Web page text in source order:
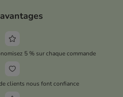
5 % sur chaque commande
clients nous font confiance